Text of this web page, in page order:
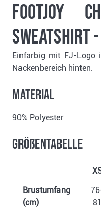
FootJoy
Sweatshirt
Einfarbig mit FJ-Logo
Nackenbereich hinten.
Material
90% Polyester
Größentabelle
Brustumfang
(cm)
81